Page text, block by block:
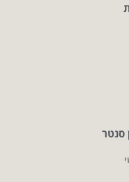
סנטר